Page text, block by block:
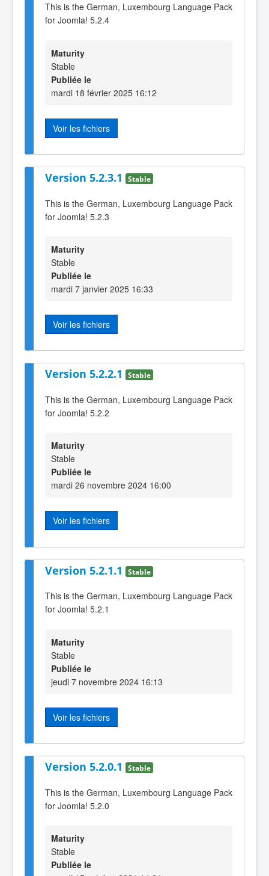
This is the German, Luxembourg Language Pack
for Joomla! 5.2.4
Maturity
Stable
Publiée le
mardi 18 février 2025 16:12
Voir les fichiers
Version 5.2.3.1 Stable
This is the German, Luxembourg Language Pack
for Joomla! 5.2.3
Maturity
Stable
Publiée le
mardi 7 janvier 2025 16:33
Voir les fichiers
Version 5.2.2.1 Stable
This is the German, Luxembourg Language Pack
for Joomla! 5.2.2
Maturity
Stable
Publiée le
mardi 26 novembre 2024 16:00
Voir les fichiers
Version 5.2.1.1 Stable
This is the German, Luxembourg Language Pack
for Joomla! 5.2.1
Maturity
Stable
Publiée le
jeudi 7 novembre 2024 16:13
Voir les fichiers
Version 5.2.0.1 Stable
This is the German, Luxembourg Language Pack
for Joomla! 5.2.0
Maturity
Stable
Publiée le